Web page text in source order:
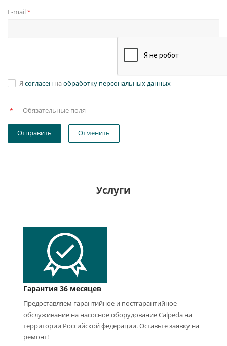
E-mail *
Я согласен на обработку персональных данных
* — Обязательные поля
Отправить Отменить
Услуги
Гарантия 36 месяцев
Предоставляем гарантийное и постгарантийное
обслуживание на насосное оборудование Calpeda на
территории Российской федерации. Оставьте заявку на
ремонт!